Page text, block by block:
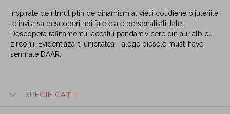
Inspirate de ritmul plin de dinamism al vietii cotidiene bijuteriile
te invita sa descoperi noi fatete ale personalitatii tale.
Descopera rafinamentul acestui pandantiv cerc din aur alb cu
zirconii. Evidentiaza-ti unicitatea - alege piesele must-have
semnate DAAR.
SPECIFICAȚII